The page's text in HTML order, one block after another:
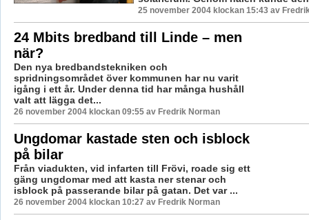
25 november 2004 klockan 15:43 av
24 Mbits bredband till Linde – men
när?
Den nya bredbandstekniken och
spridningsområdet över kommunen har nu varit
igång i ett år. Under denna tid har många hushåll
valt att lägga det...
26 november 2004 klockan 09:55 av Fredrik Norman
Ungdomar kastade sten och isblock
på bilar
Från viadukten, vid infarten till Frövi, roade sig ett
gäng ungdomar med att kasta ner stenar och
isblock på passerande bilar på gatan. Det var ...
26 november 2004 klockan 10:27 av Fredrik Norman